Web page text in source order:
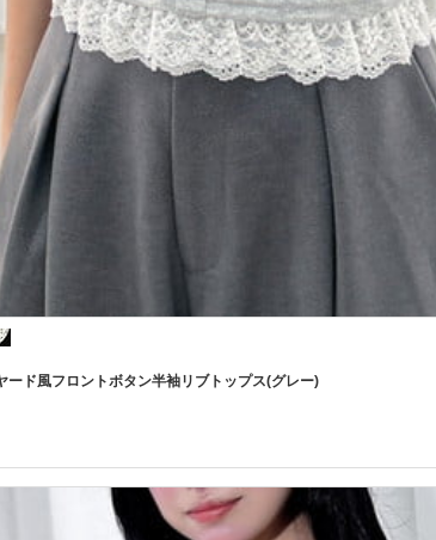
ード風フロントボタン半袖リブトップス(グレー)